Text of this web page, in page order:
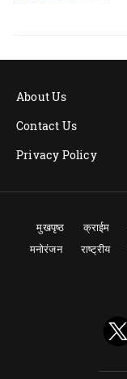
About Us
Contact Us
Privacy Policy
मुखपृष्ठ क्राईम
मनोरंजन
राष्ट्रीय